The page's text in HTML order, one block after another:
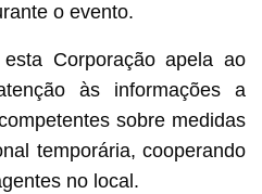
o evento.
Corporação apela ao
às informações a
sobre medidas
temporária, cooperando
no local.